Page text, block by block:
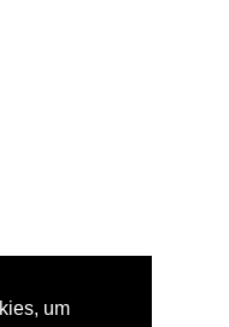
um